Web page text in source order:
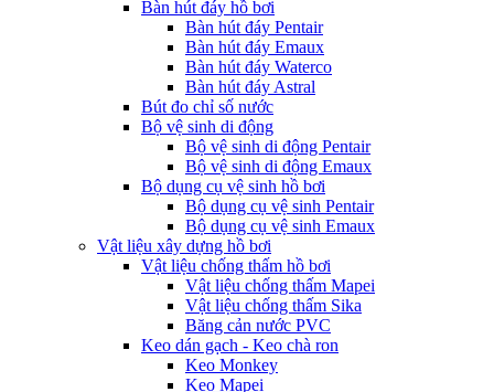
Bàn hút đáy hồ bơi
Bàn hút đáy Pentair
Bàn hút đáy Emaux
Bàn hút đáy Waterco
Bàn hút đáy Astral
Bút đo chỉ số nước
Bộ vệ sinh di động
Bộ vệ sinh di động Pentair
Bộ vệ sinh di động Emaux
Bộ dụng cụ vệ sinh hồ bơi
Bộ dụng cụ vệ sinh Pentair
Bộ dụng cụ vệ sinh Emaux
Vật liệu xây dựng hồ bơi
Vật liệu chống thấm hồ bơi
Vật liệu chống thấm Mapei
Vật liệu chống thấm Sika
Băng cản nước PVC
Keo dán gạch - Keo chà ron
Keo Monkey
Keo Mapei